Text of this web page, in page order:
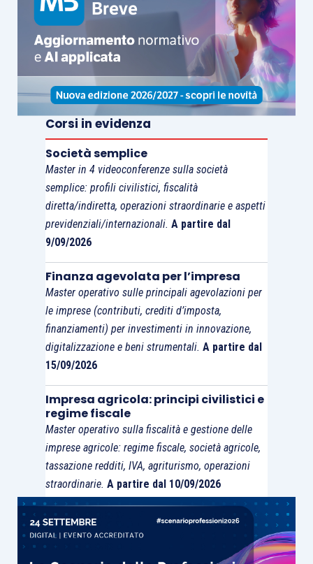
Corsi in evidenza
Società semplice
Master in 4 videoconferenze sulla società
semplice: profili civilistici, fiscalità
diretta/indiretta, operazioni straordinarie e aspetti
previdenziali/internazionali. A partire dal
9/09/2026
Finanza agevolata per l’impresa
Master operativo sulle principali agevolazioni per
le imprese (contributi, crediti d’imposta,
finanziamenti) per investimenti in innovazione,
digitalizzazione e beni strumentali. A partire dal
15/09/2026
Impresa agricola: principi civilistici e
regime fiscale
Master operativo sulla fiscalità e gestione delle
imprese agricole: regime fiscale, società agricole,
tassazione redditi, IVA, agriturismo, operazioni
straordinarie. A partire dal 10/09/2026